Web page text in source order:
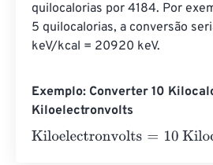
quilocalorias por 4184. Por
5 quilocalorias, a conversão
keV/kcal = 20920 keV.
Exemplo: Converter 10
Kiloelectronvolts
Kiloelectronvolts=10